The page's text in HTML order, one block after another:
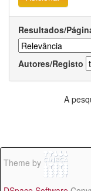
Resultados/
Autores/Registo
A
Theme by